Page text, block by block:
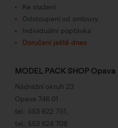
Ke stažení
Odstoupení od smlouvy
Individuální poptávka
Doručení ještě dnes
MODEL PACK SHOP Opava
Nádražní okruh 23
Opava 746 01
tel.: 553 622 751
tel.: 553 624 708